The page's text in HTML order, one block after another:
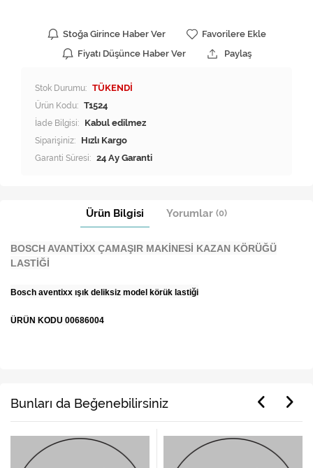
Stoğa Girince Haber Ver
Favorilere Ekle
Fiyatı Düşünce Haber Ver
Paylaş
Stok Durumu: TÜKENDİ
Ürün Kodu: T1524
İade Bilgisi:
Siparişiniz: Hızlı Kargo
Garanti Süresi: 24 Ay Garanti
Ürün Bilgisi Yorumlar (0)
BOSCH AVANTİXX ÇAMAŞIR MAKİNESİ KAZAN KÖRÜĞÜ
LASTİĞİ
Bosch aventixx ışık deliksiz model körük lastiği
ÜRÜN KODU 00686004
Bunları da Beğenebilirsiniz